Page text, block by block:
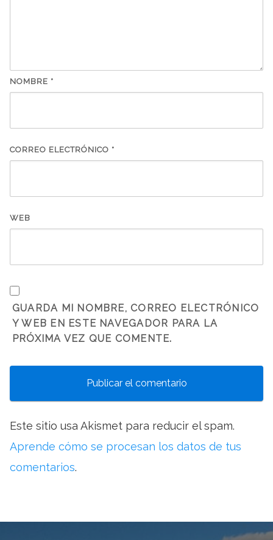
NOMBRE *
CORREO ELECTRÓNICO *
WEB
GUARDA MI NOMBRE, CORREO ELECTRÓNICO
Y WEB EN ESTE NAVEGADOR PARA LA
PRÓXIMA VEZ QUE COMENTE.
Este sitio usa Akismet para reducir el spam.
Aprende cómo se procesan los datos de tus
comentarios.